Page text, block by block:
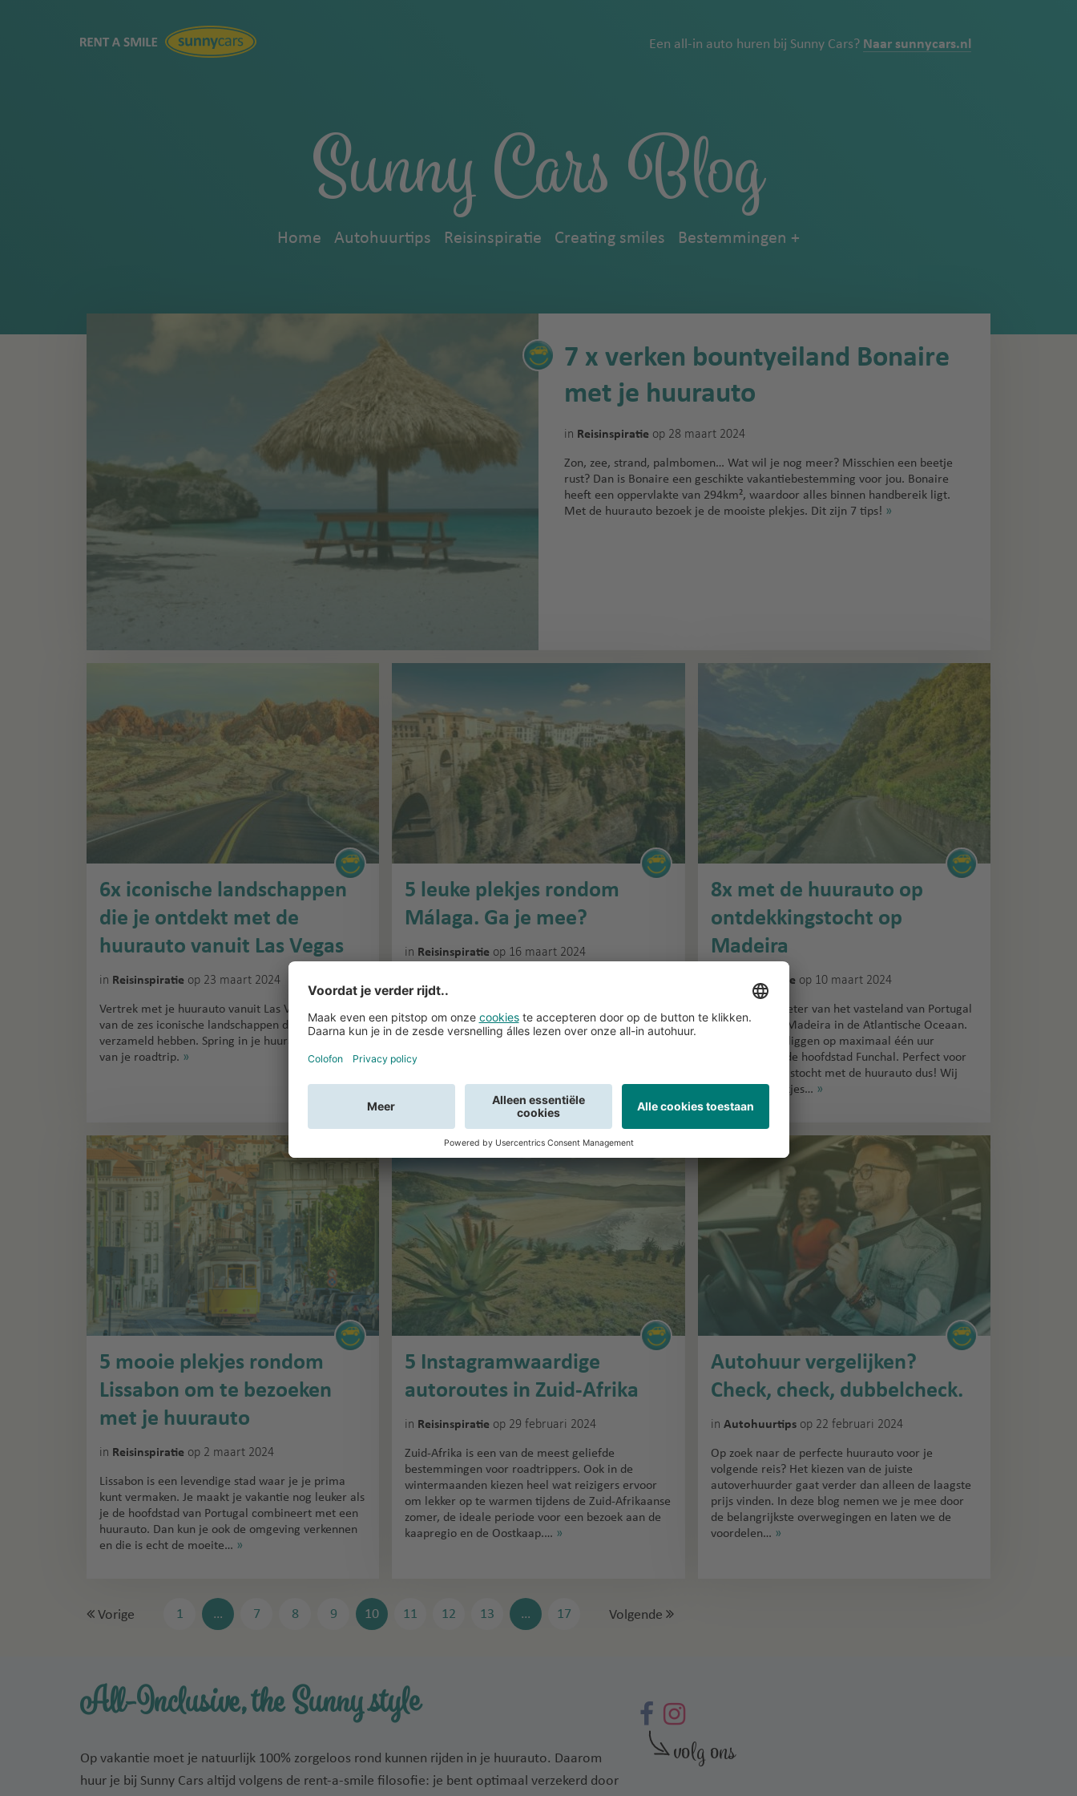
Een all-in auto huren bij Sunny Cars? Naar sunnycars.nl
Sunny Cars Blog
Home Autohuurtips Reisinspiratie Creating smiles Bestemmingen
7 x verken bountyeiland Bonaire
met je huurauto
in Reisinspiratie op 28 maart 2024
Zon, zee, strand, palmbomen… Wat wil je nog meer? Misschien een beetje
rust? Dan is Bonaire een geschikte vakantiebestemming voor jou. Bonaire
heeft een oppervlakte van 294km², waardoor alles binnen handbereik ligt.
Met de huurauto bezoek je de mooiste plekjes. Dit zijn 7 tips! »
6x iconische landschappen
die je ontdekt met de
huurauto vanuit Las Vegas
in Reisinspiratie op 23 maart 2024
Vertrek met je huurauto vanuit Las Vegas naar één
van de zes iconische landschappen die we voor je
verzameld hebben. Spring in je huurauto en geniet
van je roadtrip. »
5 leuke plekjes rondom
Málaga. Ga je mee?
in Reisinspiratie op 16 maart 2024
autohuurbestemming van Sunny Cars. Niet zo gek,
want de provincie Andalusië is zo afwisselend dat
het de ideale bestemming is om met een huurauto
»
8x met de huurauto op
ontdekkingstocht op
Madeira
Reisinspiratie op 10 maart 2024
Op 1000 kilometer van het vasteland van Portugal
ligt het eiland Madeira in de Atlantische Oceaan.
Alle highlights liggen op maximaal één uur
rijafstand van de hoofdstad Funchal. Perfect voor
een ontdekkingstocht met de huurauto dus! Wij
delen acht plekjes… »
5 mooie plekjes rondom
Lissabon om te bezoeken
met je huurauto
in Reisinspiratie op 2 maart 2024
Lissabon is een levendige stad waar je je prima
kunt vermaken. Je maakt je vakantie nog leuker als
je de hoofdstad van Portugal combineert met een
huurauto. Dan kun je ook de omgeving verkennen
en die is echt de moeite… »
5 Instagramwaardige
autoroutes in Zuid-Afrika
in Reisinspiratie op 29 februari 2024
Zuid-Afrika is een van de meest geliefde
bestemmingen voor roadtrippers. Ook in de
wintermaanden kiezen heel wat reizigers ervoor
om lekker op te warmen tijdens de Zuid-Afrikaanse
zomer, de ideale periode voor een bezoek aan de
kaapregio en de Oostkaap.… »
Autohuur vergelijken?
Check, check, dubbelcheck.
in Autohuurtips op 22 februari 2024
Op zoek naar de perfecte huurauto voor je
volgende reis? Het kiezen van de juiste
autoverhuurder gaat verder dan alleen de laagste
prijs vinden. In deze blog nemen we je mee door
de belangrijkste overwegingen en laten we de
voordelen… »
Vorige 1 … 7 8 9 10 11 12 13 … 17 Volgende
All-Inclusive, the Sunny style
Op vakantie moet je natuurlijk 100% zorgeloos rond kunnen rijden in je huurauto. Daarom
huur je bij Sunny Cars altijd volgens de rent-a-smile filosofie: je bent optimaal verzekerd door